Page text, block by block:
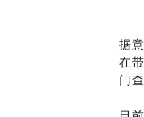
据
在
门